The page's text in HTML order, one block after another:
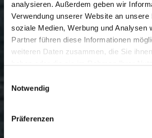
analysieren. Außerdem geben wir
Verwendung unserer Website an unsere
soziale Medien, Werbung und Analysen
Partner führen diese Informationen
weiteren Daten zusammen, die Sie
haben oder die sie im Rahmen Ihrer
Notwendig
Präferenzen